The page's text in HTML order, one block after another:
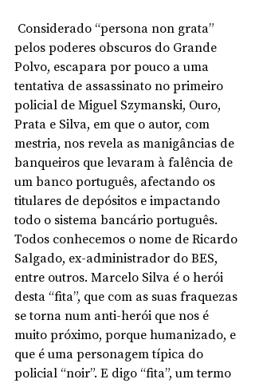
pelos poderes obscuros do Grande
Polvo, escapara por pouco a uma
tentativa de assassinato no primeiro
policial de Miguel Szymanski, Ouro,
Prata e Silva, em que o autor, com
mestria, nos revela as manigâncias de
banqueiros que levaram à falência de
um banco português, afectando os
titulares de depósitos e impactando
todo o sistema bancário português.
Todos conhecemos o nome de Ricardo
Salgado, ex-administrador do BES,
entre outros. Marcelo Silva é o herói
desta “fita”, que com as suas fraquezas
se torna num anti-herói que nos é
muito próximo, porque humanizado, e
que é uma personagem típica do
policial “noir”. E digo “fita”, um termo